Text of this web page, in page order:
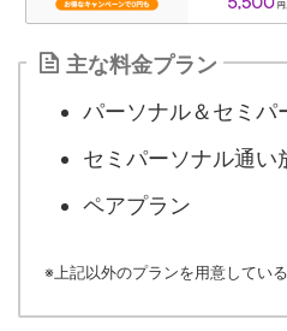
主な料金プラン
パーソナル＆セミパ
セミパーソナル通い
ペアプラン
※上記以外のプランを用意してい